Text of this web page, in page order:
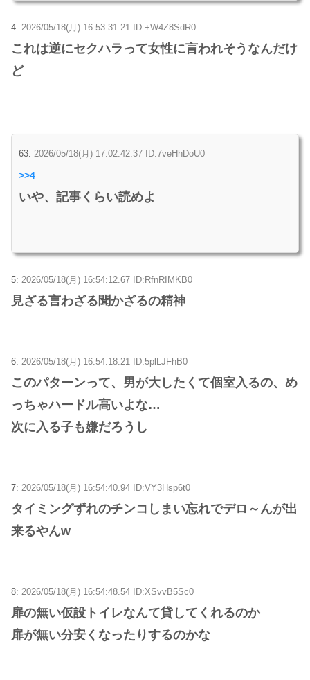
4: 2026/05/18(月) 16:53:31.21 ID:+W4Z8SdR0
これは逆にセクハラって女性に言われそうなんだけ
ど
63: 2026/05/18(月) 17:02:42.37 ID:7veHhDoU0
>>4
いや、記事くらい読めよ
5: 2026/05/18(月) 16:54:12.67 ID:RfnRIMKB0
見ざる言わざる聞かざるの精神
6: 2026/05/18(月) 16:54:18.21 ID:5plLJFhB0
このパターンって、男が大したくて個室入るの、め
っちゃハードル高いよな…
次に入る子も嫌だろうし
7: 2026/05/18(月) 16:54:40.94 ID:VY3Hsp6t0
タイミングずれのチンコしまい忘れでデロ～んが出
来るやんw
8: 2026/05/18(月) 16:54:48.54 ID:XSvvB5Sc0
扉の無い仮設トイレなんて貸してくれるのか
扉が無い分安くなったりするのかな